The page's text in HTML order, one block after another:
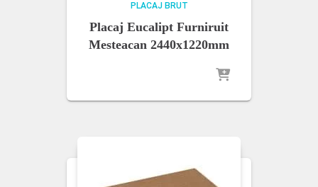
PLACAJ BRUT
Placaj Eucalipt Furniruit
Mesteacan 2440x1220mm